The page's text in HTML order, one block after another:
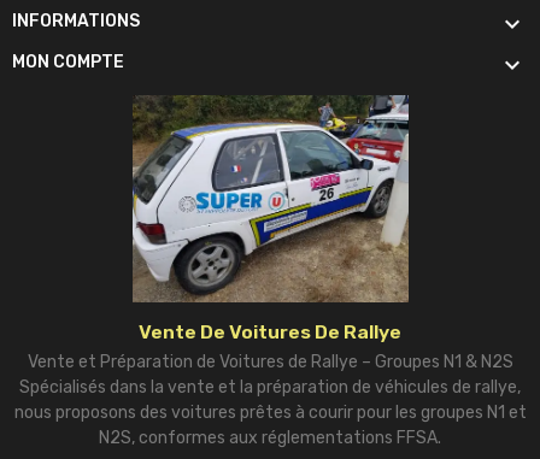
INFORMATIONS 
MON COMPTE 
Vente De Voitures De Rallye
Vente et Préparation de Voitures de Rallye – Groupes N1 & N2S
Spécialisés dans la vente et la préparation de véhicules de rallye,
nous proposons des voitures prêtes à courir pour les groupes N1 et
N2S, conformes aux réglementations FFSA.